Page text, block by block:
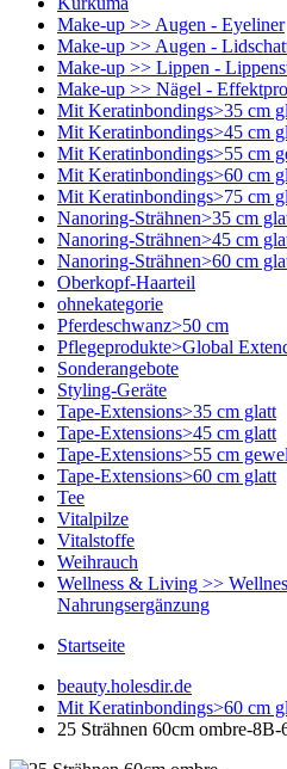
Make-up >> Augen - Eyeliner
Make-up >> Augen -
Make-up >> Lippen -
Make-up >> Nägel -
Mit Keratinbondings>35 cm
Mit Keratinbondings>45 cm
Mit Keratinbondings>55 cm
Mit Keratinbondings>60 cm
Mit Keratinbondings>75 cm
Nanoring-Strähnen>35 cm
Nanoring-Strähnen>45 cm
Nanoring-Strähnen>60 cm
Oberkopf-Haarteil
ohnekategorie
Pferdeschwanz>50 cm
Pflegeprodukte>Global
Sonderangebote
Styling-Geräte
Tape-Extensions>35 cm glatt
Tape-Extensions>45 cm glatt
Tape-Extensions>55 cm
Tape-Extensions>60 cm glatt
Tee
Vitalpilze
Vitalstoffe
Weihrauch
Wellness & Living >>
Nahrungsergänzung
Startseite
beauty.holesdir.de
Mit Keratinbondings>60 cm
25 Strähnen 60cm ombre-8B-